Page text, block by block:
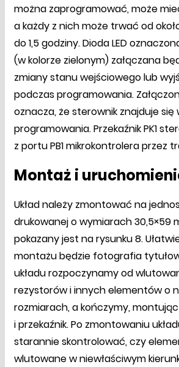
można zaprogramować, może
a każdy z nich może trwać od
do 1,5 godziny. Dioda LED
(w kolorze zielonym) załączana
zmiany stanu wejściowego lub
podczas programowania.
oznacza, że sterownik znajduje się
programowania. Przekaźnik PK1
z portu PB1 mikrokontrolera przez
Montaż i
Układ należy zmontować na
drukowanej o wymiarach 30,5×59
pokazany jest na rysunku 8.
montażu będzie fotografia
układu rozpoczynamy od
rezystorów i innych elementów o
rozmiarach, a kończymy,
i przekaźnik. Po zmontowaniu
starannie skontrolować, czy
wlutowane w niewłaściwym